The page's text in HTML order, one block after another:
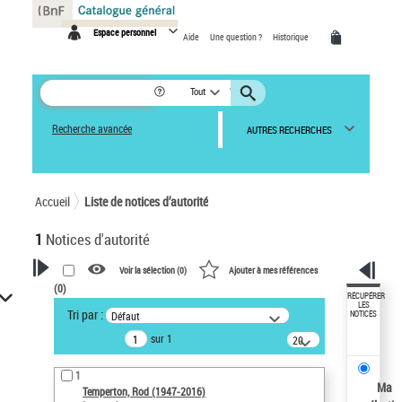
Espace personnel Aide Une question ? Historique
Tout
Recherche avancée AUTRES RECHERCHES
Accueil Liste de notices d’autorité
1 Notices d'autorité
VOTRE RECHERCHE
Recherche avancée dans les
notices d’autorité
Œuvres liées à l'auteur :
Temperton, Rod (1947-2016)
Voir la sélection (0) Ajouter à mes références
(0)
Tri par : Défaut
sur 1
20
résultats/page
1
Temperton, Rod (1947-2016)
RÉCUPÉRER
LES
NOTICES
Ma
Panneau de gestion des cookies